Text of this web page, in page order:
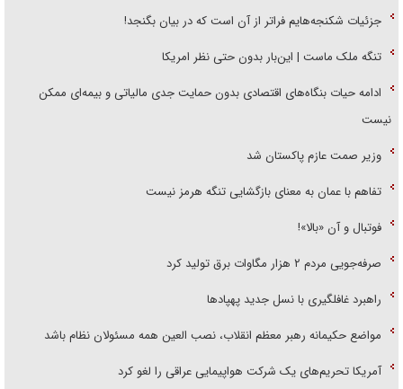
جزئیات شکنجه‌هایم فراتر از آن است که در بیان بگنجد!
تنگه ملک ماست | این‌بار بدون حتی نظر امریکا
ادامه حیات بنگاه‌های اقتصادی بدون حمایت جدی مالیاتی و بیمه‌ای ممکن
نیست
وزیر صمت عازم پاکستان شد
تفاهم با عمان به معنای بازگشایی تنگه هرمز نیست
فوتبال و آن «بالا»!
صرفه‌جویی مردم ۲ هزار مگاوات برق تولید کرد
راهبرد غافلگیری با نسل جدید پهپاد‌ها
مواضع حکیمانه رهبر معظم انقلاب، نصب العین همه مسئولان نظام باشد
آمریکا تحریم‌های یک شرکت هواپیمایی عراقی را لغو کرد